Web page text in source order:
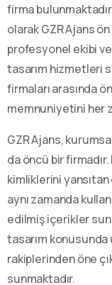
firma
olarak GZR Ajans
profesyonel ekibi
tasarım hizmetleri
firmaları arasında
memnuniyetini her
GZR Ajans,
da öncü bir
kimliklerini
aynı zamanda
edilmiş içerikler
tasarım
rakiplerinden öne
sunmaktadır.